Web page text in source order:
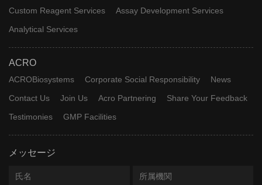
Custom Reagent Services
Assay Development Services
Analytical Services
ACRO
ACROBiosystems Corporate Social Responsibility
News
Contact Us
Join Us Acro Partnering
Share Your Feedback
Testimonies
GMP Facilities
メッセージ